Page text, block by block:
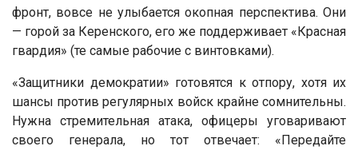
фронт, вовсе не улыбается окопная перспектива. Они
— горой за Керенского, его же поддерживает «Красная
гвардия» (те самые рабочие с винтовками).
«Защитники демократии» готовятся к отпору, хотя их
шансы против регулярных войск крайне сомнительны.
Нужна стремительная атака, офицеры уговаривают
своего генерала, но тот отвечает: «Передайте